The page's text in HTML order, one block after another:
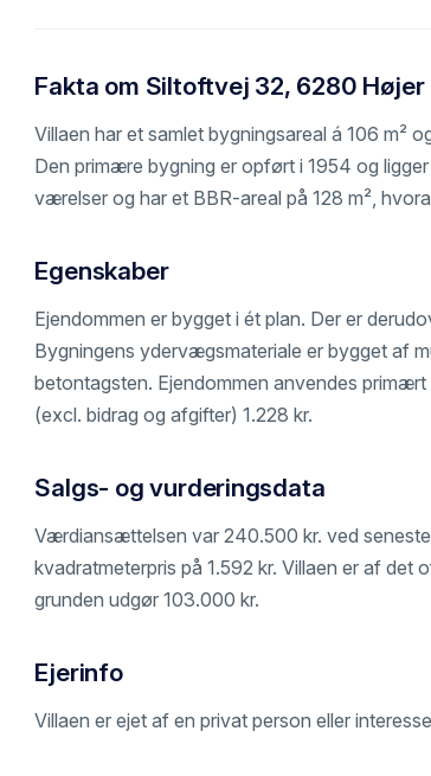
Fakta om Siltoftvej 32, 6280 Højer
Villaen har et samlet bygningsareal á 106 m²
Den primære bygning er opført i 1954 og
værelser og har et BBR-areal på 128 m²,
Egenskaber
Ejendommen er bygget i ét plan. Der er
Bygningens ydervægsmateriale er bygget af
betontagsten. Ejendommen anvendes
(excl. bidrag og afgifter) 1.228 kr.
Salgs- og vurderingsdata
Værdiansættelsen var 240.500 kr. ved
kvadratmeterpris på 1.592 kr. Villaen er af
grunden udgør 103.000 kr.
Ejerinfo
Villaen er ejet af en privat person eller